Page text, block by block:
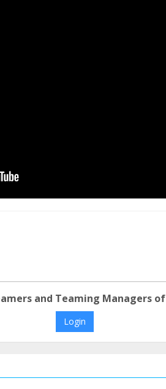
and Teaming Managers
Login